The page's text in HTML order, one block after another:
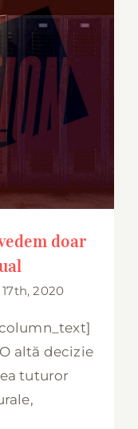
doar in
doar
2020
altă decizie
tuturor